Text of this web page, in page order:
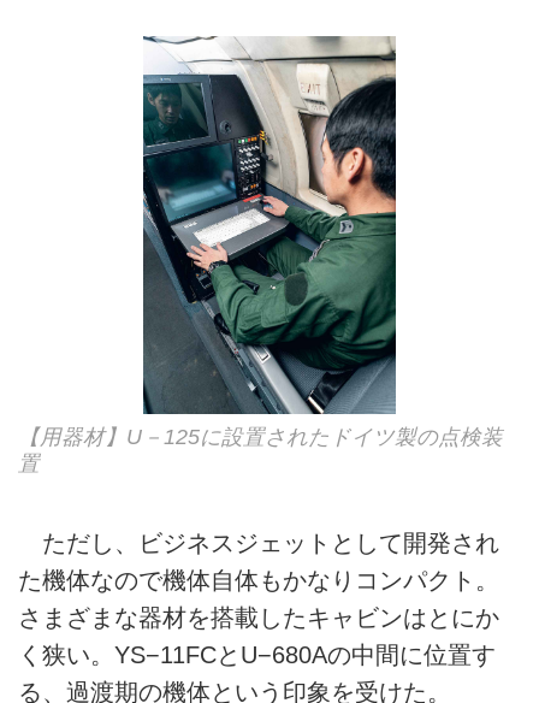
【用器材】U－125に設置されたドイツ製の点検装
置
ただし、ビジネスジェットとして開発され
た機体なので機体自体もかなりコンパクト。
さまざまな器材を搭載したキャビンはとにか
く狭い。YS−11FCとU−680Aの中間に位置す
る、過渡期の機体という印象を受けた。